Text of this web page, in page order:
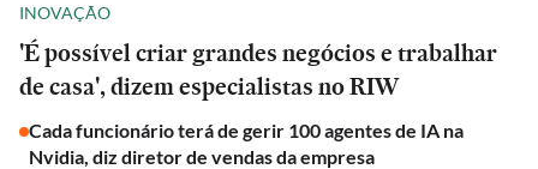
INOVAÇÃO
'É possível criar grandes negócios e trabalhar
de casa', dizem especialistas no RIW
Cada funcionário terá de gerir 100 agentes de IA na
Nvidia, diz diretor de vendas da empresa